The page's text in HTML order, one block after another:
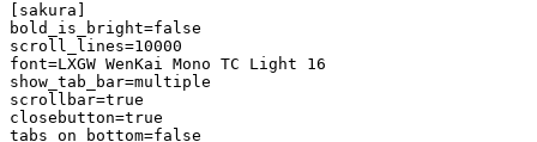
[sakura]
bold_is_bright=false
scroll_lines=10000
font=LXGW WenKai Mono TC Light 16
show_tab_bar=multiple
scrollbar=true
closebutton=true
tabs_on_bottom=false